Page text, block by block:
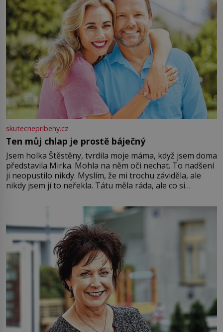
skutecnepribehy.cz
Ten můj chlap je prostě báječný
Jsem holka Štěstěny, tvrdila moje máma, když jsem doma
představila Mirka. Mohla na něm oči nechat. To nadšení
ji neopustilo nikdy. Myslím, že mi trochu záviděla, ale
nikdy jsem jí to neřekla. Tátu měla ráda, ale co si
Jsme spolu moc rádi Tehdy byla jiná doba, když